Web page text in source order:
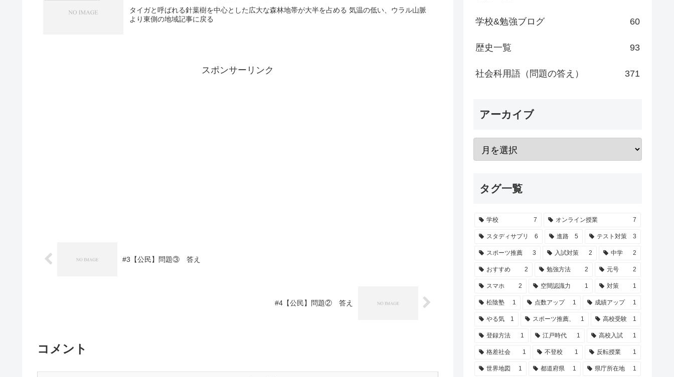
タイガと呼ばれる針葉樹を中心とした広大な森林地帯が大半を占める 気温の低い、ウラル山脈
より東側の地域記事に戻る
スポンサーリンク
#3【公民】問題③ 答え
#4【公民】問題② 答え
コメント
学校&勉強ブログ 60
歴史一覧 93
社会科用語（問題の答え） 371
アーカイブ
タグ一覧
学校 7 オンライン授業 7
スタディサプリ 6 進路 5 テスト対策 3
スポーツ推薦 3 入試対策 2 中学 2
おすすめ 2 勉強方法 2 元号 2
スマホ 2 空間認識力 1 対策 1
松陰塾 1 点数アップ 1 成績アップ 1
やる気 1 スポーツ推薦、 1 高校受験 1
登録方法 1 江戸時代 1 高校入試 1
格差社会 1 不登校 1 反転授業 1
世界地図 1 都道府県 1 県庁所在地 1